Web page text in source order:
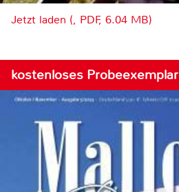
Jetzt laden (, PDF, 6.04 MB)
kostenloses Probeexemplar